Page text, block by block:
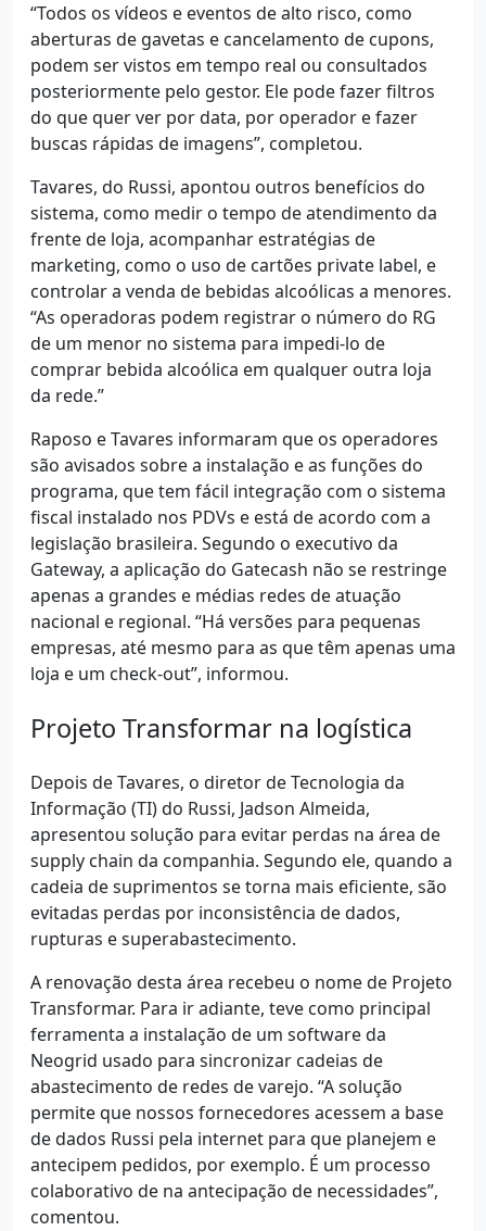
“Todos os vídeos e eventos de alto risco, como
aberturas de gavetas e cancelamento de cupons,
podem ser vistos em tempo real ou consultados
posteriormente pelo gestor. Ele pode fazer filtros
do que quer ver por data, por operador e fazer
buscas rápidas de imagens”, completou.
Tavares, do Russi, apontou outros benefícios do
sistema, como medir o tempo de atendimento da
frente de loja, acompanhar estratégias de
marketing, como o uso de cartões private label, e
controlar a venda de bebidas alcoólicas a menores.
“As operadoras podem registrar o número do RG
de um menor no sistema para impedi-lo de
comprar bebida alcoólica em qualquer outra loja
da rede.”
Raposo e Tavares informaram que os operadores
são avisados sobre a instalação e as funções do
programa, que tem fácil integração com o sistema
fiscal instalado nos PDVs e está de acordo com a
legislação brasileira. Segundo o executivo da
Gateway, a aplicação do Gatecash não se restringe
apenas a grandes e médias redes de atuação
nacional e regional. “Há versões para pequenas
empresas, até mesmo para as que têm apenas uma
loja e um check-out”, informou.
Projeto Transformar na logística
Depois de Tavares, o diretor de Tecnologia da
Informação (TI) do Russi, Jadson Almeida,
apresentou solução para evitar perdas na área de
supply chain da companhia. Segundo ele, quando a
cadeia de suprimentos se torna mais eficiente, são
evitadas perdas por inconsistência de dados,
rupturas e superabastecimento.
A renovação desta área recebeu o nome de Projeto
Transformar. Para ir adiante, teve como principal
ferramenta a instalação de um software da
Neogrid usado para sincronizar cadeias de
abastecimento de redes de varejo. “A solução
permite que nossos fornecedores acessem a base
de dados Russi pela internet para que planejem e
antecipem pedidos, por exemplo. É um processo
colaborativo de na antecipação de necessidades”,
comentou.